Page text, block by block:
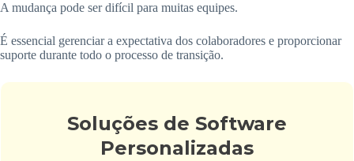
A mudança pode ser difícil para muitas equipes.
É essencial gerenciar a expectativa dos colaboradores e proporcionar
suporte durante todo o processo de transição.
Soluções de Software
Personalizadas